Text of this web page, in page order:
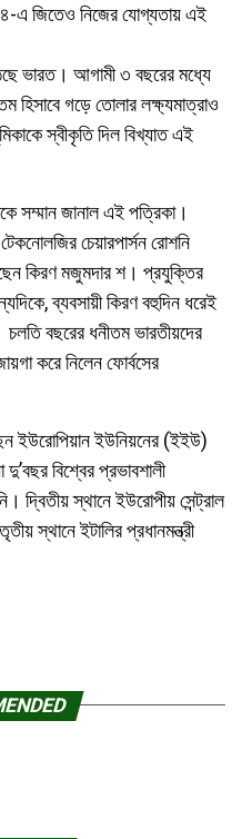
এ জিতেও নিজের যোগ্যতায় এই
ভারত। আগামী ৩ বছরের মধ্যে
হিসাবে গড়ে তোলার লক্ষ্যমাত্রাও
স্বীকৃতি দিল বিখ্যাত এই
সম্মান জানাল এই পত্রিকা।
চেয়ারপার্সন রোশনি
কিরণ মজুমদার শ। প্রযুক্তির
ব্যবসায়ী কিরণ বহুদিন ধরেই
বছরের ধনীতম ভারতীয়দের
করে নিলেন ফোর্বসের
ইউরোপিয়ান ইউনিয়নের (ইইউ)
বিশ্বের প্রভাবশালী
দ্বিতীয় স্থানে ইউরোপীয় সেন্ট্রাল
স্থানে ইটালির প্রধানমন্ত্রী